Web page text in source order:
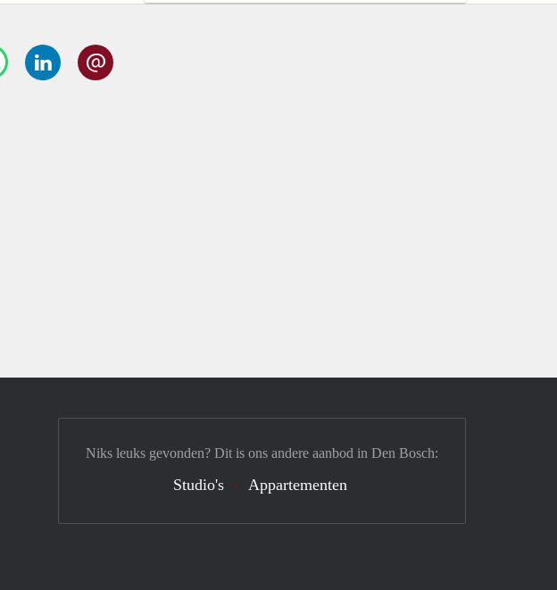
Niks leuks gevonden? Dit is ons andere aanbod in Den Bosch:
Studio's Appartementen